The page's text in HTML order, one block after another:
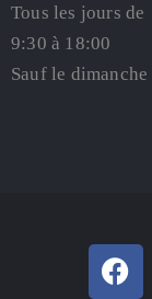
Tous les jours de
9:30 à 18:00
Sauf le dimanche